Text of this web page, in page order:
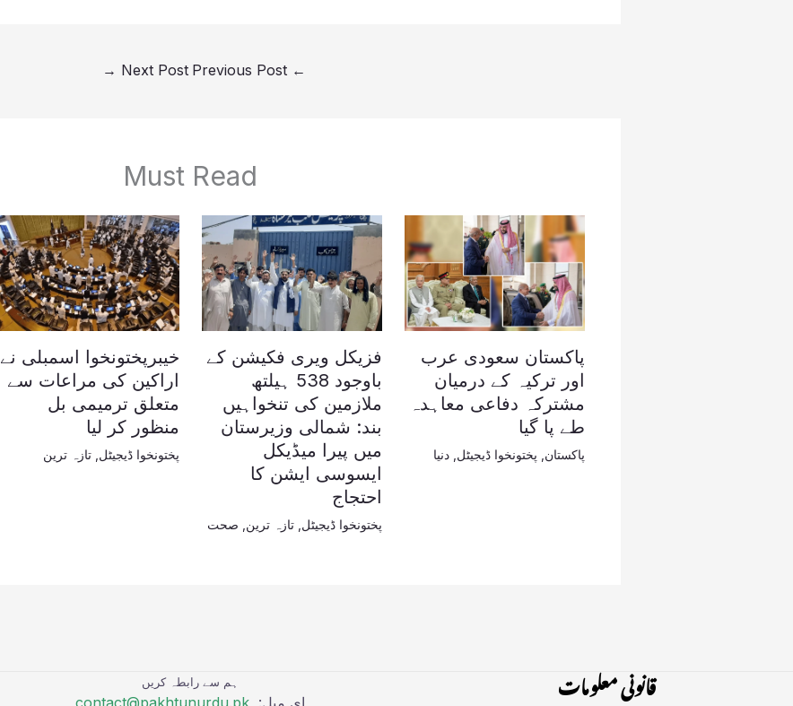
←
Next Post
→
Must Read
پاکستان سعودی عرب
اور ترکیہ کے درمیان
مشترکہ دفاعی معاہدہ
طے پا گیا
پاکستان پختونخوا ڈیجیٹل دنیا
فزیکل ویری فکیشن کے
باوجود 538 ہیلتھ
ملازمین کی تنخواہیں
بند: شمالی وزیرستان
میں پیرا میڈیکل
ایسوسی ایشن کا
احتجاج
پختونخوا ڈیجیٹل ,تازہ ترین صحت
خیبرپختونخوا اسمبلی نے
اراکین کی مراعات سے
متعلق ترمیمی بل
منظور کر لیا
پختونخوا ڈیجیٹل ,تازہ ترین
قانونی معلومات ہم سے رابطہ کریں